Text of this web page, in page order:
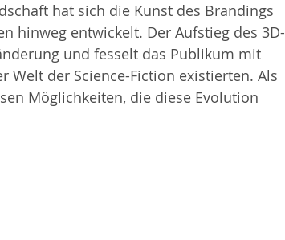
hat sich die Kunst des Brandings
hinweg entwickelt. Der Aufstieg des 3D-
und fesselt das Publikum mit
der Science-Fiction existierten. Als
Möglichkeiten, die diese Evolution